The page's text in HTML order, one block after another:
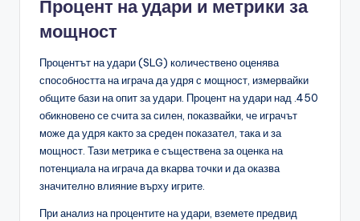
Процент на удари и метрики за
мощност
Процентът на удари (SLG) количествено оценява
способността на играча да удря с мощност, измервайки
общите бази на опит за удари. Процент на удари над .450
обикновено се счита за силен, показвайки, че играчът
може да удря както за среден показател, така и за
мощност. Тази метрика е съществена за оценка на
потенциала на играча да вкарва точки и да оказва
значително влияние върху игрите.
При анализ на процентите на удари, вземете предвид